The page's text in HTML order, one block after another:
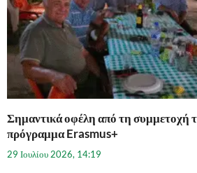
Σημαντικά οφέλη από τη
πρόγραμμα Erasmus+
29 Ιουλίου 2026, 14:19